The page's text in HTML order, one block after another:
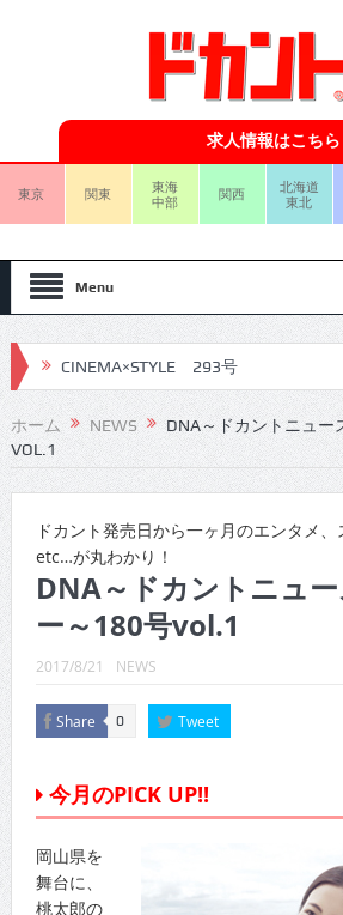
求人情報はこちら
東京 関東
東海
中部
関西
北海道
東北
Menu
CINEMA×STYLE 293号
CINEMA×STYLE 292号
CINEMA×STYLE 291号
CINEMA×STYLE 289号
CINEMA×STYLE 288号
CINEMA×STYLE 287号
CINEMA×STYLE 285号
ホーム NEWS
DNA～ドカントニュー
VOL.1
ドカント発売日から一ヶ月のエンタメ
etc…が丸わかり！
DNA～ドカントニュ
ー～180号vol.1
2017/8/21 NEWS
Share 0 Tweet
今月のPICK UP!!
岡山県を
舞台に、
桃太郎の